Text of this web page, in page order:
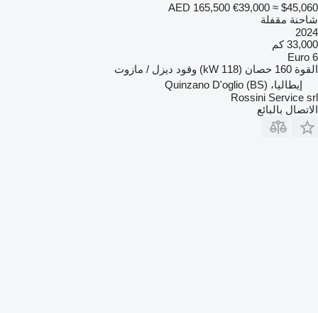
AED 165,500 €39,000 ≈ $45,060
شاحنة مقفلة
2024
33,000 كم
Euro 6
القوة 160 حصان (118 kW) وقود ديزل / مازوت
إيطاليا، Quinzano D'oglio (BS)
Rossini Service srl
الاتصال بالبائع